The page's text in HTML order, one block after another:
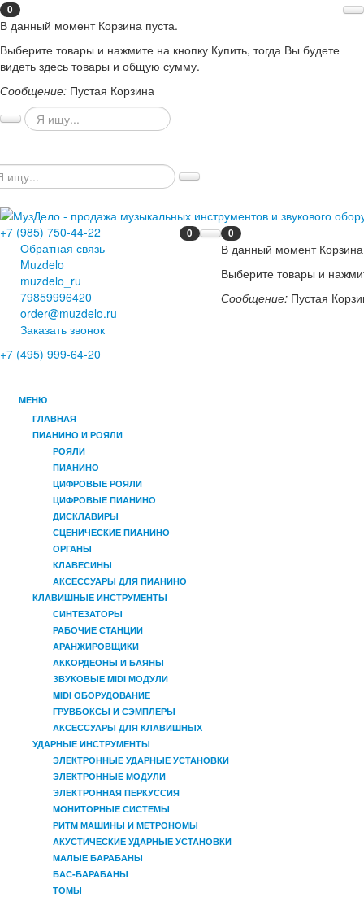
0
В данный момент Корзина пуста.
Выберите товары и нажмите на кнопку Купить, тогда Вы будете
видеть здесь товары и общую сумму.
Сообщение: Пустая Корзина
+7 (985) 750-44-22
Обратная связь
Muzdelo
muzdelo_ru
79859996420
order@muzdelo.ru
Заказать звонок
+7 (495) 999-64-20
0
В данный момент Корзина
Выберите товары и
Сообщение: Пустая
0
МЕНЮ
ГЛАВНАЯ
ПИАНИНО И РОЯЛИ
РОЯЛИ
ПИАНИНО
ЦИФРОВЫЕ РОЯЛИ
ЦИФРОВЫЕ ПИАНИНО
ДИСКЛАВИРЫ
СЦЕНИЧЕСКИЕ ПИАНИНО
ОРГАНЫ
КЛАВЕСИНЫ
АКСЕССУАРЫ ДЛЯ ПИАНИНО
КЛАВИШНЫЕ ИНСТРУМЕНТЫ
СИНТЕЗАТОРЫ
РАБОЧИЕ СТАНЦИИ
АРАНЖИРОВЩИКИ
АККОРДЕОНЫ И БАЯНЫ
ЗВУКОВЫЕ MIDI МОДУЛИ
MIDI ОБОРУДОВАНИЕ
ГРУВБОКСЫ И СЭМПЛЕРЫ
АКСЕССУАРЫ ДЛЯ КЛАВИШНЫХ
УДАРНЫЕ ИНСТРУМЕНТЫ
ЭЛЕКТРОННЫЕ УДАРНЫЕ УСТАНОВКИ
ЭЛЕКТРОННЫЕ МОДУЛИ
ЭЛЕКТРОННАЯ ПЕРКУССИЯ
МОНИТОРНЫЕ СИСТЕМЫ
РИТМ МАШИНЫ И МЕТРОНОМЫ
АКУСТИЧЕСКИЕ УДАРНЫЕ УСТАНОВКИ
МАЛЫЕ БАРАБАНЫ
БАС-БАРАБАНЫ
ТОМЫ